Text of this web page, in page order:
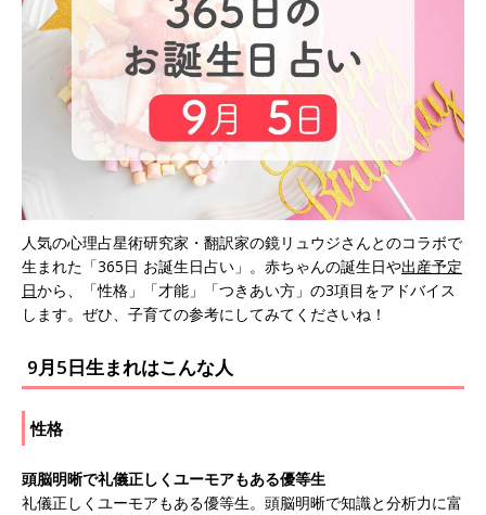
人気の心理占星術研究家・翻訳家の鏡リュウジさんとのコラボで
生まれた「365日 お誕生日占い」。赤ちゃんの誕生日や出産予定
日から、「性格」「才能」「つきあい方」の3項目をアドバイス
します。ぜひ、子育ての参考にしてみてくださいね！
9月5日生まれはこんな人
性格
頭脳明晰で礼儀正しくユーモアもある優等生
礼儀正しくユーモアもある優等生。頭脳明晰で知識と分析力に富